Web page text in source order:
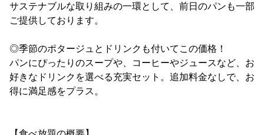
サステナブルな取り組みの一環として、前日のパンも一部
ご提供しております。
◎季節のポタージュとドリンクも付いてこの価格！
パンにぴったりのスープや、コーヒーやジュースなど、お
好きなドリンクを選べる充実セット。追加料金なしで、お
得に満足感をプラス。